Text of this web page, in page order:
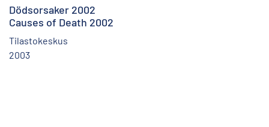
Dödsorsaker 2002
Causes of Death 2002
Tilastokeskus
2003